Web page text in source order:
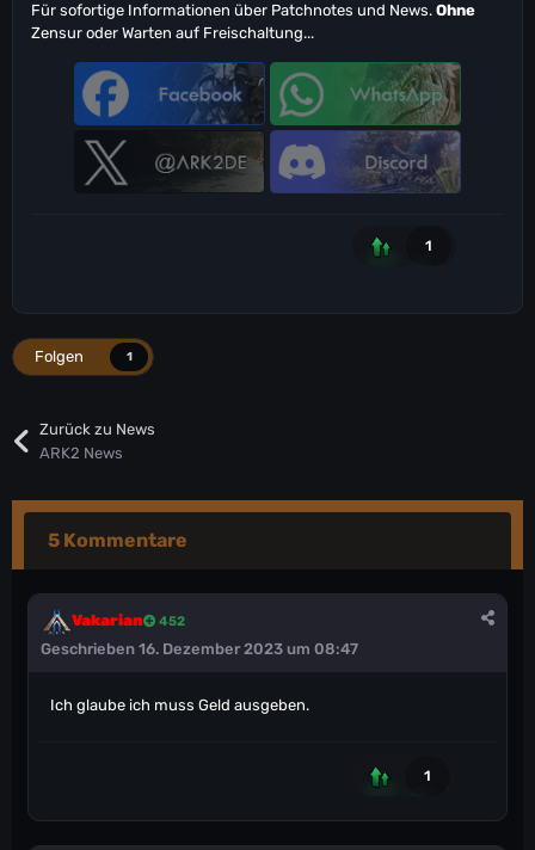
Für sofortige Informationen über Patchnotes und News. Ohne
Zensur oder Warten auf Freischaltung...
1
Folgen 1
Zurück zu News
ARK2 News
5 Kommentare
Vakarian 452
Geschrieben 16. Dezember 2023 um 08:47
Ich glaube ich muss Geld ausgeben.
1